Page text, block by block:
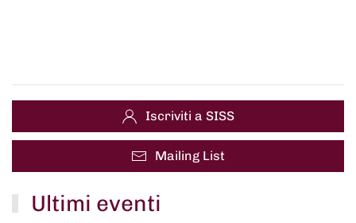
Iscriviti a SISS
Mailing List
Ultimi eventi